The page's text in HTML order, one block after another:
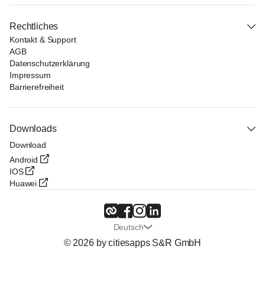
Rechtliches
Kontakt & Support
AGB
Datenschutzerklärung
Impressum
Barrierefreiheit
Downloads
Download
Android
IOS
Huawei
Deutsch
© 2026 by citiesapps S&R GmbH